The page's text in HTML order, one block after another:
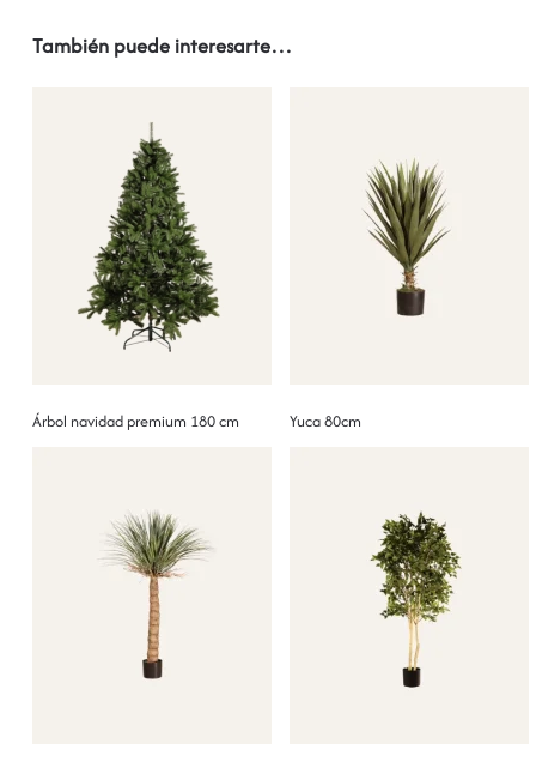
También puede interesarte…
Árbol navidad premium 180 cm Yuca 80cm